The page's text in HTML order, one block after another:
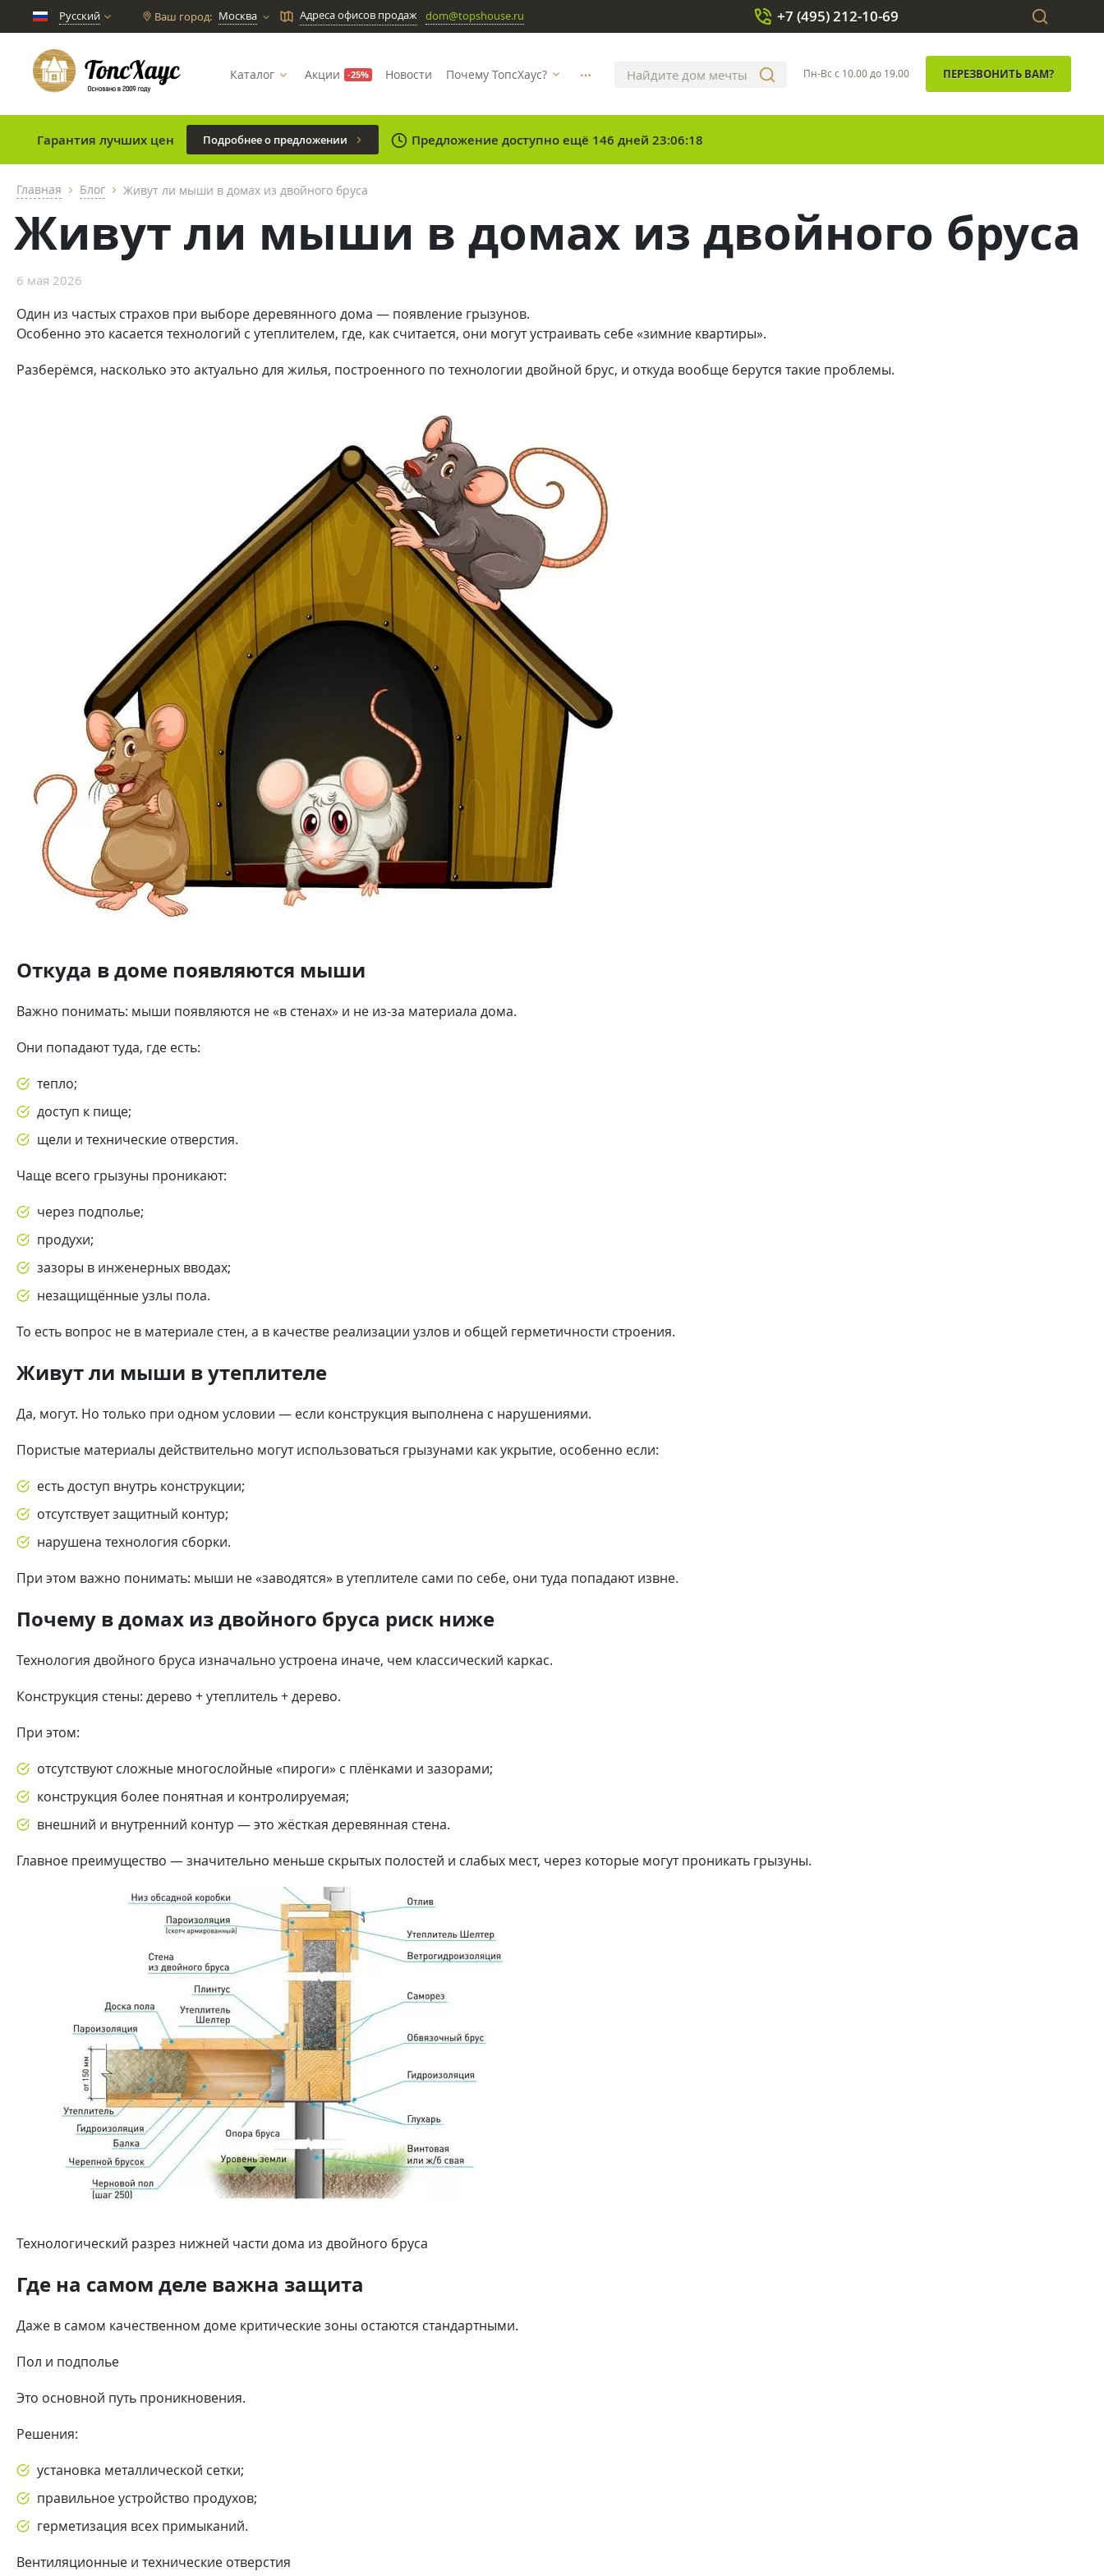
Русский Ваш город: Москва chevron_down Адреса офисов продаж dom@topshouse.ru
Каталог Акции -25% Новости Почему ТопсХаус? more_horizontal
+7 (495) 212-10-69
Пн-Вс с 10.00 до 19.00 ПЕРЕЗВОНИТЬ ВАМ?
Гарантия лучших цен Подробнее о предложении clock Предложение доступно ещё 146 дней 23:06:18
Главная chevron_right Блог chevron_right Живут ли мыши в домах из двойного бруса
Живут ли мыши в домах из двойного бруса
6 мая 2026
Один из частых страхов при выборе деревянного дома — появление грызунов.
Особенно это касается технологий с утеплителем, где, как считается, они могут устраивать себе «зимние квартиры».
Разберёмся, насколько это актуально для жилья, построенного по технологии двойной брус, и откуда вообще берутся такие проблемы.
Откуда в доме появляются мыши
Важно понимать: мыши появляются не «в стенах» и не из-за материала дома.
Они попадают туда, где есть:
тепло;
доступ к пище;
щели и технические отверстия.
Чаще всего грызуны проникают:
через подполье;
продухи;
зазоры в инженерных вводах;
незащищённые узлы пола.
То есть вопрос не в материале стен, а в качестве реализации узлов и общей герметичности строения.
Живут ли мыши в утеплителе
Да, могут. Но только при одном условии — если конструкция выполнена с нарушениями.
Пористые материалы действительно могут использоваться грызунами как укрытие, особенно если:
есть доступ внутрь конструкции;
отсутствует защитный контур;
нарушена технология сборки.
При этом важно понимать: мыши не «заводятся» в утеплителе сами по себе, они туда попадают извне.
Почему в домах из двойного бруса риск ниже
Технология двойного бруса изначально устроена иначе, чем классический каркас.
Конструкция стены: дерево + утеплитель + дерево.
При этом:
отсутствуют сложные многослойные «пироги» с плёнками и зазорами;
конструкция более понятная и контролируемая;
внешний и внутренний контур — это жёсткая деревянная стена.
Главное преимущество — значительно меньше скрытых полостей и слабых мест, через которые могут проникать грызуны.
Технологический разрез нижней части дома из двойного бруса
Где на самом деле важна защита
Даже в самом качественном доме критические зоны остаются стандартными.
Пол и подполье
Это основной путь проникновения.
Решения:
установка металлической сетки;
правильное устройство продухов;
герметизация всех примыканий.
Вентиляционные и технические отверстия